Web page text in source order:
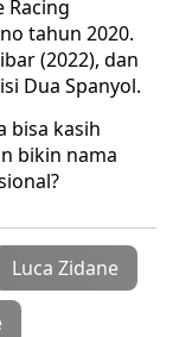
Racing
tahun 2020.
(2022), dan
Dua Spanyol.
bisa kasih
bikin nama
Luca Zidane